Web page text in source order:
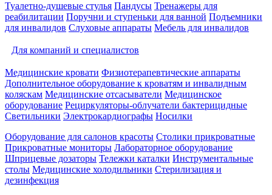
Туалетно-душевые стулья Пандусы Тренажеры для
реабилитации Поручни и ступеньки для ванной Подъемники
для инвалидов Слуховые аппараты Мебель для инвалидов
Для компаний и специалистов
Медицинские кровати Физиотерапевтические аппараты
Дополнительное оборудование к кроватям и инвалидным
коляскам Медицинские отсасыватели Медицинское
оборудование Рециркуляторы-облучатели бактерицидные
Светильники Электрокардиографы Носилки
Оборудование для салонов красоты Столики прикроватные
Прикроватные мониторы Лабораторное оборудование
Шприцевые дозаторы Тележки каталки Инструментальные
столы Медицинские холодильники Стерилизация и
дезинфекция